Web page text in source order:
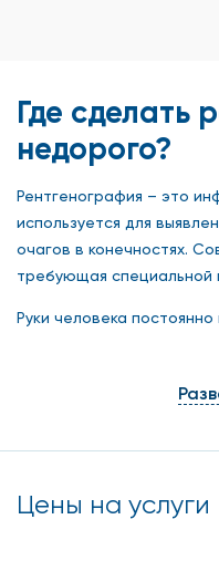
Где сделать
недорого?
Рентгенография – это
используется для
очагов в конечностях.
требующая специальной
Руки человека
новейшем оборудовании
развития.
Когда и где
Цены на услуги